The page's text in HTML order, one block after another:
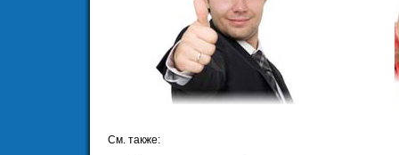
См. также: